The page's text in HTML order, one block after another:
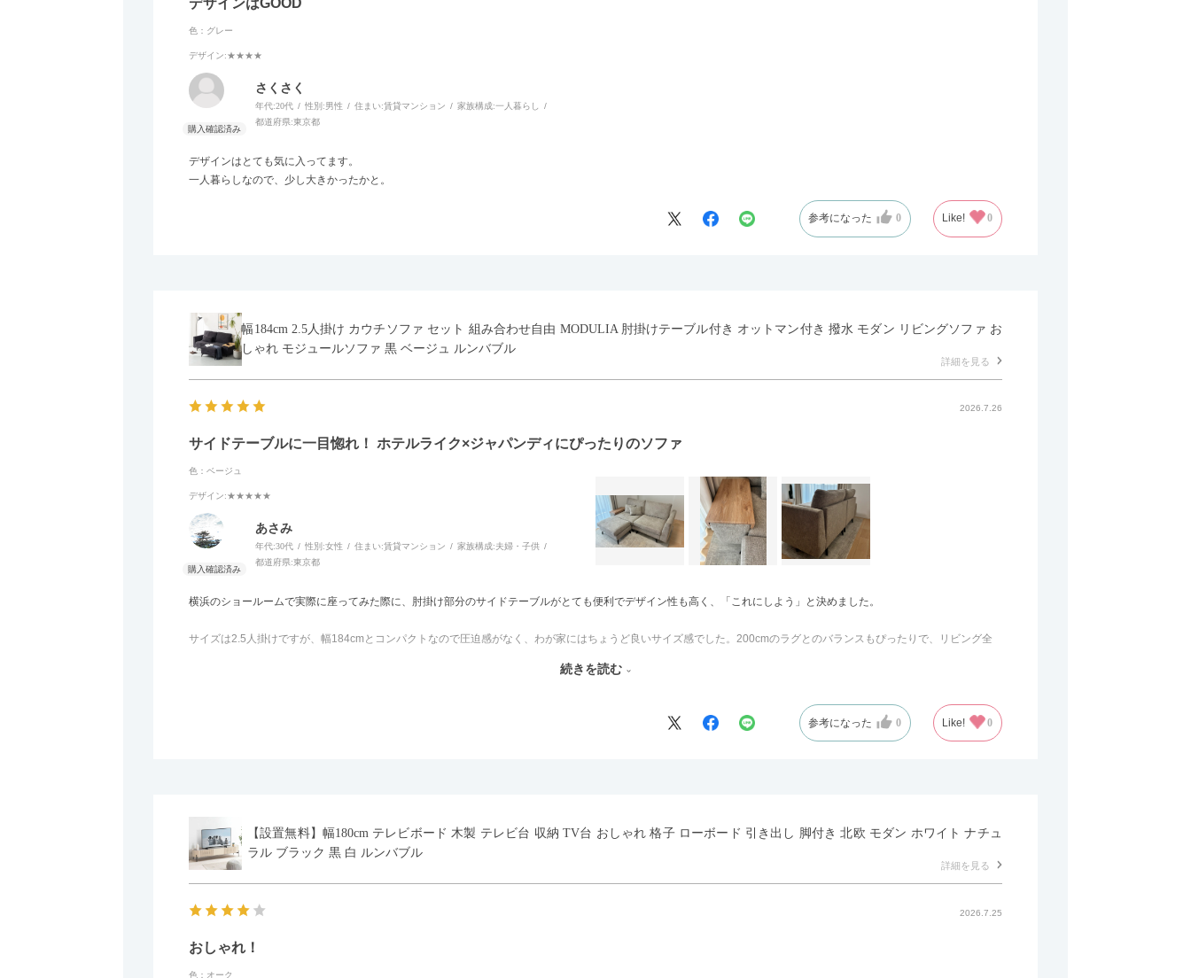
色：グレー
デザイン:★★★★
さくさく
年代:20代 性別:男性 住まい:賃貸マンション 家族構成:一人暮らし
都道府県:東京都
デザインはとても気に入ってます。
一人暮らしなので、少し大きかったかと。
参考になった 0 Like! 0
幅184cm 2.5人掛け カウチソファ セット 組み合わせ自由 MODULIA 肘掛けテーブル付き オットマン付き 撥水 モダン リビングソファ お
しゃれ モジュールソファ 黒 ベージュ ルンバブル
詳細を見る
2026.7.26
サイドテーブルに一目惚れ！ ホテルライク×ジャパンディにぴったりのソファ
色：ベージュ
デザイン:★★★★★
あさみ
年代:30代 性別:女性 住まい:賃貸マンション 家族構成:夫婦・子供
都道府県:東京都
横浜のショールームで実際に座ってみた際に、肘掛け部分のサイドテーブルがとても便利でデザイン性も高く、「これにしよう」と決めました。
サイズは2.5人掛けですが、幅184cmとコンパクトなので圧迫感がなく、わが家にはちょうど良いサイズ感でした。200cmのラグとのバランスもぴったりで、リビング全
面まできれいに仕上げられているデザインも気に入っています。どの角度から見ても美しく、空間の印象を損ないません。
また、カウチのように足を伸ばしてくつろげるスタイルが理想だったので、それが叶って大満足です。オットマンは自由に動かせるため、普段はカウチとして使い、来客
時には離してスツールとして使えるなど、使い勝手の良さも魅力だと感じています。
続きを読む
参考になった 0 Like! 0
【設置無料】幅180cm テレビボード 木製 テレビ台 収納 TV台 おしゃれ 格子 ローボード 引き出し 脚付き 北欧 モダン ホワイト ナチュ
ラル ブラック 黒 白 ルンバブル
詳細を見る
2026.7.25
おしゃれ！
色：オーク